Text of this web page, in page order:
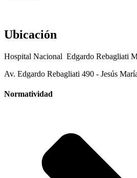
Ubicación
Hospital Nacional Edgardo Rebagliati
Av. Edgardo Rebagliati 490 - Jesús
Normatividad